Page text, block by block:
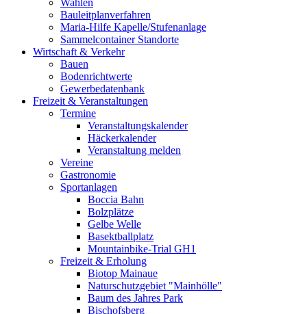
Wahlen
Bauleitplanverfahren
Maria-Hilfe Kapelle/Stufenanlage
Sammelcontainer Standorte
Wirtschaft & Verkehr
Bauen
Bodenrichtwerte
Gewerbedatenbank
Freizeit & Veranstaltungen
Termine
Veranstaltungskalender
Häckerkalender
Veranstaltung melden
Vereine
Gastronomie
Sportanlagen
Boccia Bahn
Bolzplätze
Gelbe Welle
Basektballplatz
Mountainbike-Trial GH1
Freizeit & Erholung
Biotop Mainaue
Naturschutzgebiet "Mainhölle"
Baum des Jahres Park
Bischofsberg